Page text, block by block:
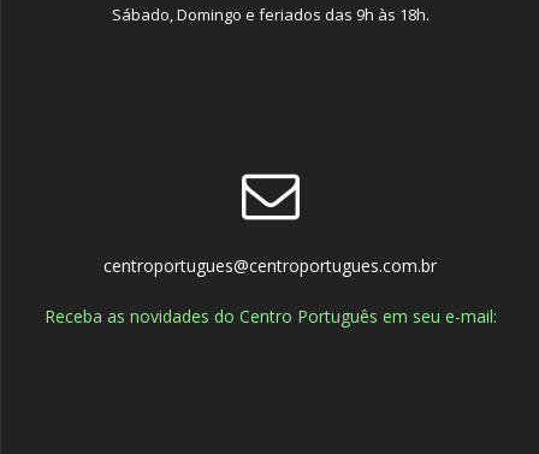
Sábado, Domingo e feriados das 9h às 18h.
centroportugues@centroportugues.com.br
Receba as novidades do Centro Português em seu e-mail: